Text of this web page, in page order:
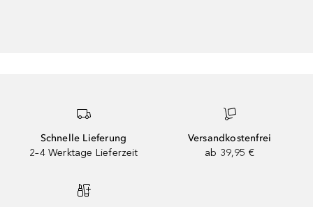
Schnelle Lieferung
2–4 Werktage Lieferzeit
Versandkostenfrei
ab 39,95 €